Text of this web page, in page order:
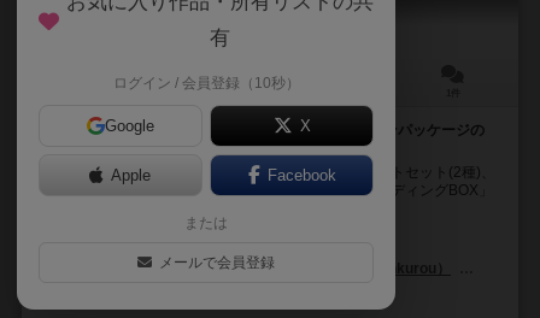
30～90分
TRPG初めての人達だけで始められる、オールインワンパッケージの
TRPG。GM不要でソロプレイも可。
グループSNEのTRPG「ソードワールド2.5」のスタートセット(2種)、
ボックスセット 冒険者ギルド、に続く第三弾、「ビルディングBOX」
黒井ススム (Susumu Kuroi)
かんくろう（Kankurou）
有
ログイン / 会員登録（10秒）
Google X
Apple Facebook
または
メールで会員登録